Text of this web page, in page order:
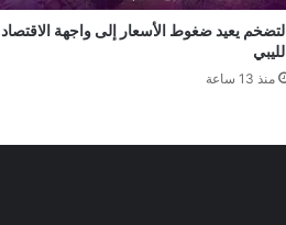
التضخم يعيد ضغوط الأسعار إلى واجهة الاقتصاد
الليبي
منذ 13 ساعة